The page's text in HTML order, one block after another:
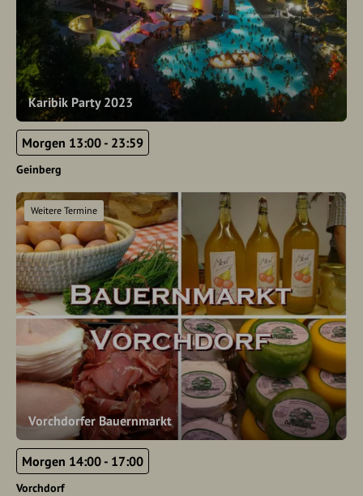
Karibik Party 2023
Morgen 13:00 - 23:59
Geinberg
Vorchdorfer Bauernmarkt
Weitere Termine
Morgen 14:00 - 17:00
Vorchdorf